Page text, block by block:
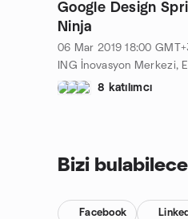
Google Design
Ninja
06 Mar 2019 18:00
8 katılımcı
Bizi
Facebook